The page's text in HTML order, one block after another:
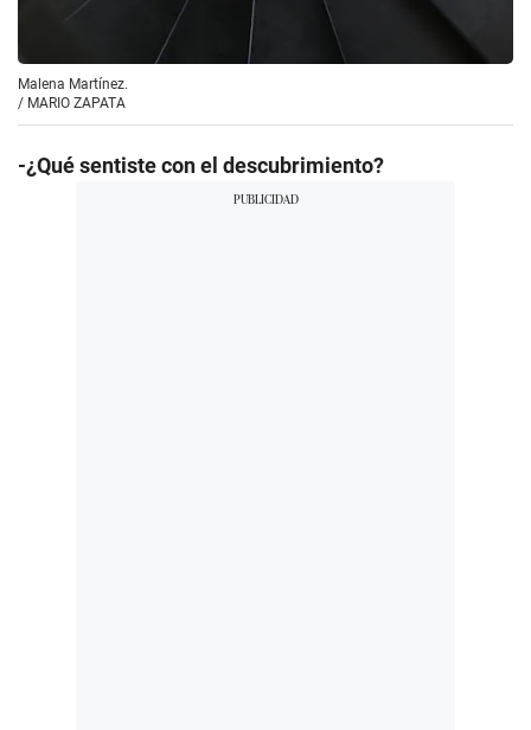
Malena Martínez.
/ MARIO ZAPATA
-¿Qué sentiste con el descubrimiento?